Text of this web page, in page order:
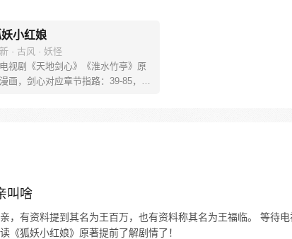
小红娘
· 古风 · 妖怪
电视剧《天地剑心》《淮水竹亭》原
画，剑心对应章节指路：39-85，淮
）
叫啥
，有资料提到其名为王百万，也有资料称其名为王福临。 等待
《狐妖小红娘》原著提前了解剧情了！